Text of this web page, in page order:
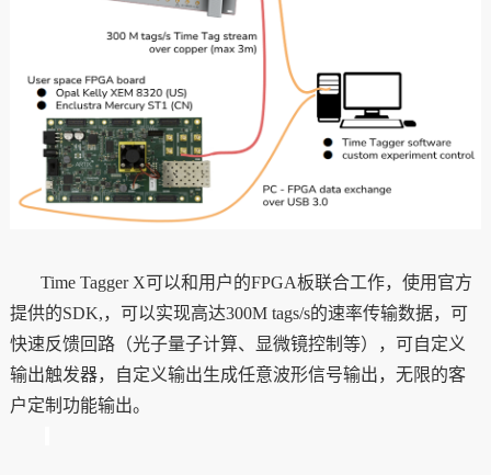
Time Tagger X可以和用户的FPGA板联合工作，使用官方
提供的SDK,，可以实现高达300M tags/s的速率传输数据，可
快速反馈回路（光子量子计算、显微镜控制等），可自定义
输出触发器，自定义输出生成任意波形信号输出，无限的客
户定制功能输出。